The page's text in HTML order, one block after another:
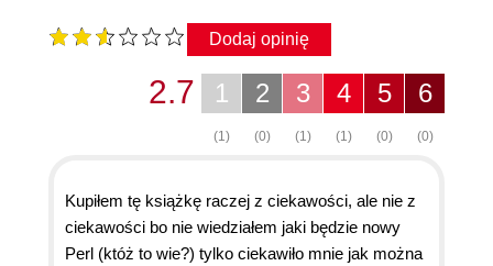
Dodaj opinię
6
(0)
5
(0)
4
(1)
3
(1)
2
(0)
1
(1)
2.7
Kupiłem tę książkę raczej z ciekawości, ale nie z
ciekawości bo nie wiedziałem jaki będzie nowy
Perl (któż to wie?) tylko ciekawiło mnie jak można